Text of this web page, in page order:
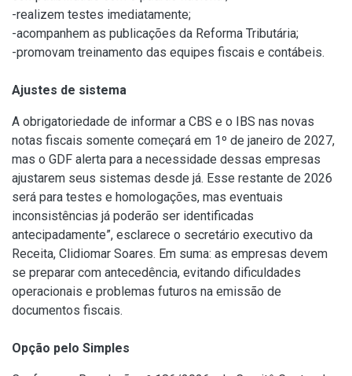
-realizem testes imediatamente;
-acompanhem as publicações da Reforma Tributária;
-promovam treinamento das equipes fiscais e contábeis.
Ajustes de sistema
A obrigatoriedade de informar a CBS e o IBS nas novas
notas fiscais somente começará em 1º de janeiro de 2027,
mas o GDF alerta para a necessidade dessas empresas
ajustarem seus sistemas desde já. Esse restante de 2026
será para testes e homologações, mas eventuais
inconsistências já poderão ser identificadas
antecipadamente”, esclarece o secretário executivo da
Receita, Clidiomar Soares. Em suma: as empresas devem
se preparar com antecedência, evitando dificuldades
operacionais e problemas futuros na emissão de
documentos fiscais.
Opção pelo Simples